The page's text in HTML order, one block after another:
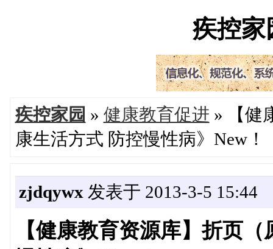
疾控家
疾控家园 » 健康教育促进 » 【健
康生活方式 防控慢性病》New！
zjdqywx 发表于 2013-3-5 15:44
【健康教育资源库】折页